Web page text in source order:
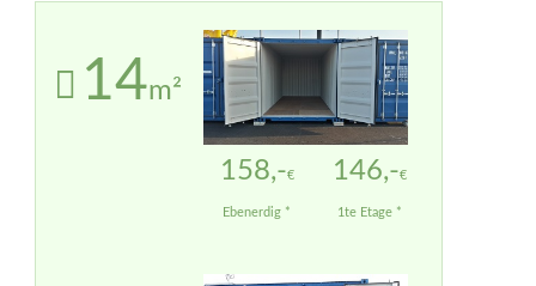
14m²
158,-€ 146,-€
Ebenerdig * 1te Etage *